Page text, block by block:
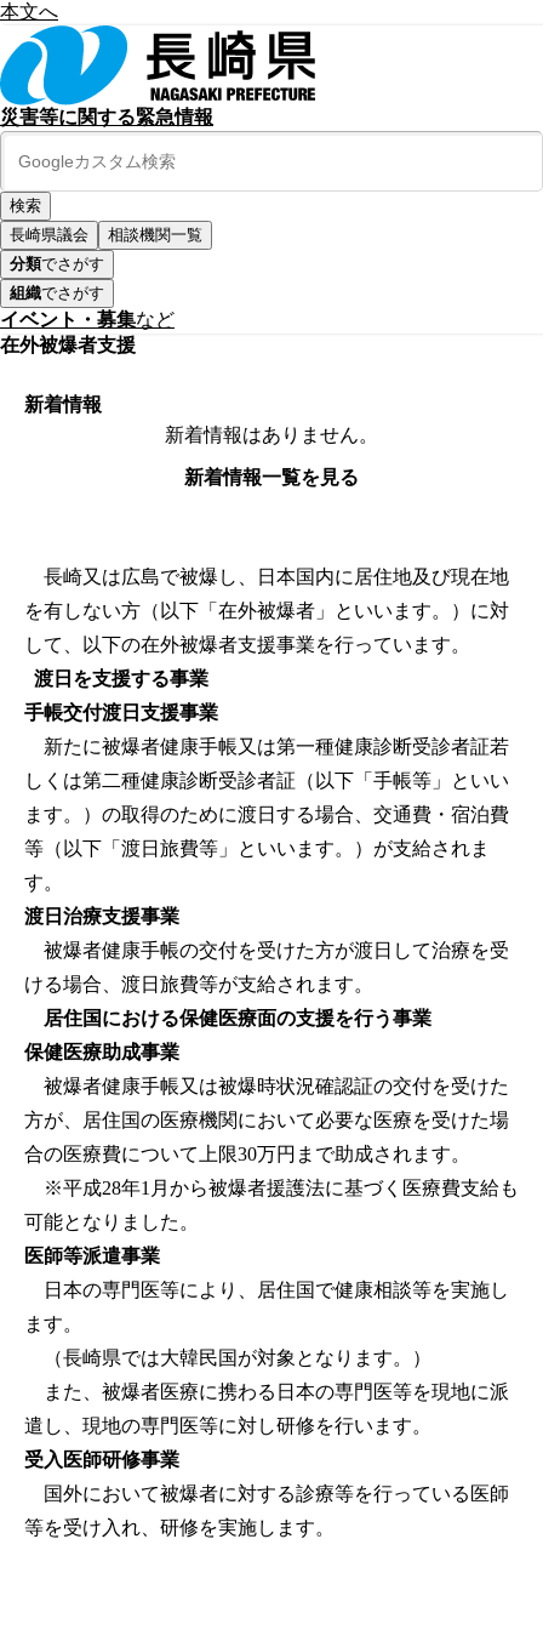
本文へ
災害等に関する緊急情報
長崎県議会
相談機関一覧
分類でさがす
組織でさがす
イベント・募集など
在外被爆者支援
新着情報
新着情報はありません。
新着情報一覧を見る
長崎又は広島で被爆し、日本国内に居住地及び現在地
を有しない方（以下「在外被爆者」といいます。）に対
して、以下の在外被爆者支援事業を行っています。
渡日を支援する事業
手帳交付渡日支援事業
新たに被爆者健康手帳又は第一種健康診断受診者証若
しくは第二種健康診断受診者証（以下「手帳等」といい
ます。）の取得のために渡日する場合、交通費・宿泊費
等（以下「渡日旅費等」といいます。）が支給されま
す。
渡日治療支援事業
被爆者健康手帳の交付を受けた方が渡日して治療を受
ける場合、渡日旅費等が支給されます。
居住国における保健医療面の支援を行う事業
保健医療助成事業
被爆者健康手帳又は被爆時状況確認証の交付を受けた
方が、居住国の医療機関において必要な医療を受けた場
合の医療費について上限30万円まで助成されます。
※平成28年1月から被爆者援護法に基づく医療費支給も
可能となりました。
医師等派遣事業
日本の専門医等により、居住国で健康相談等を実施し
ます。
（長崎県では大韓民国が対象となります。）
また、被爆者医療に携わる日本の専門医等を現地に派
遣し、現地の専門医等に対し研修を行います。
受入医師研修事業
国外において被爆者に対する診療等を行っている医師
等を受け入れ、研修を実施します。